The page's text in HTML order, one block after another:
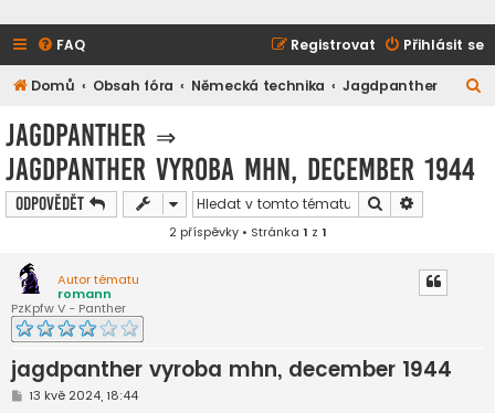
FAQ Přihlásit se
Registrovat
Domů Obsah fóra Německá technika Jagdpanther
Jagdpanther ⇒
jagdpanther vyroba mhn, december 1944
Odpovědět Hledat
2 příspěvky • Stránka 1 z 1
Autor tématu
romann
PzKpfw V - Panther
jagdpanther vyroba mhn, december 1944
P13 kvě 2024, 18:44